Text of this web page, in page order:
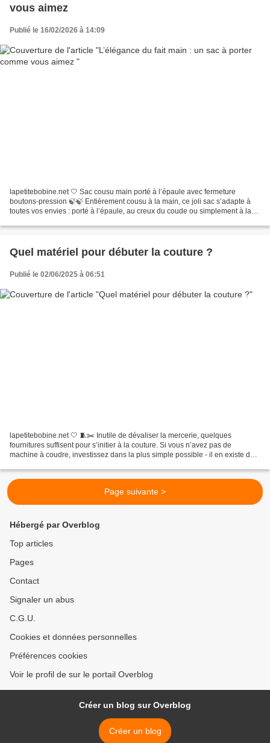
vous aimez
Publié le 16/02/2026 à 14:09
lapetitebobine.net 🤍 Sac cousu main porté à l’épaule avec fermeture
boutons-pression 🍃🍃 Entièrement cousu à la main, ce joli sac s’adapte à
toutes vos envies : porté à l’épaule, au creux du coude ou simplement à la
Quel matériel pour débuter la couture ?
Publié le 02/06/2025 à 06:51
lapetitebobine.net 🤍 🧵✂️ Inutile de dévaliser la mercerie, quelques
fournitures suffisent pour s’initier à la couture. Si vous n’avez pas de
machine à coudre, investissez dans la plus simple possible - il en existe des
Page suivante >
Hébergé par Overblog
Top articles
Pages
Contact
Signaler un abus
C.G.U.
Cookies et données personnelles
Préférences cookies
Voir le profil de sur le portail Overblog
Créer un blog sur Overblog
Créer un blog